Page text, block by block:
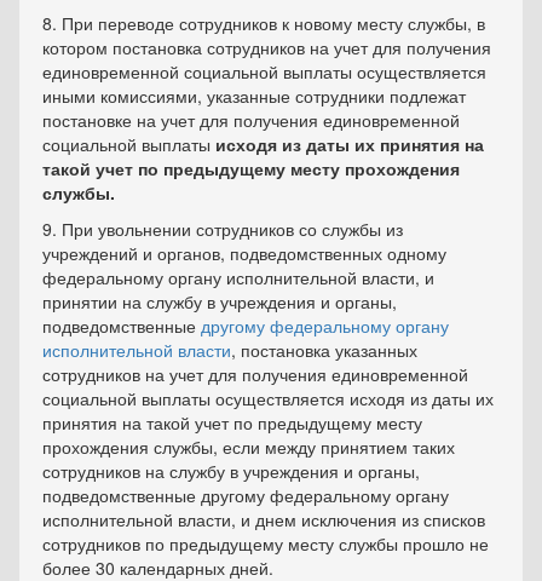
8. При переводе сотрудников к новому месту службы, в
котором постановка сотрудников на учет для получения
единовременной социальной выплаты осуществляется
иными комиссиями, указанные сотрудники подлежат
постановке на учет для получения единовременной
социальной выплаты исходя из даты их принятия на
такой учет по предыдущему месту прохождения
службы.
9. При увольнении сотрудников со службы из
учреждений и органов, подведомственных одному
федеральному органу исполнительной власти, и
принятии на службу в учреждения и органы,
подведомственные другому федеральному органу
исполнительной власти, постановка указанных
сотрудников на учет для получения единовременной
социальной выплаты осуществляется исходя из даты их
принятия на такой учет по предыдущему месту
прохождения службы, если между принятием таких
сотрудников на службу в учреждения и органы,
подведомственные другому федеральному органу
исполнительной власти, и днем исключения из списков
сотрудников по предыдущему месту службы прошло не
более 30 календарных дней.